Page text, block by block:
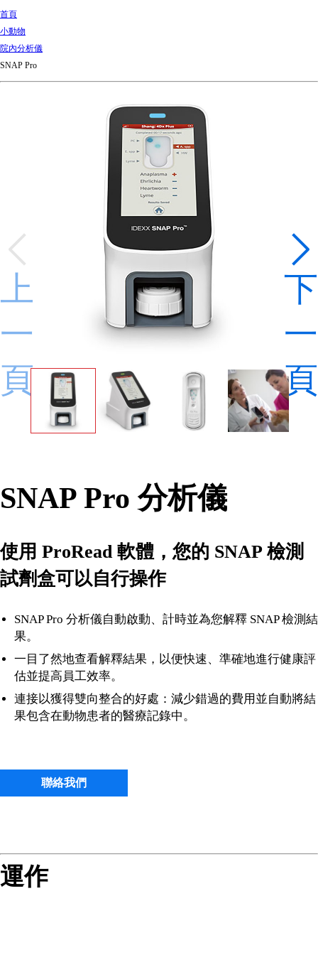
首頁
小動物
院內分析儀
SNAP Pro
上
一
頁
下
一
頁
SNAP Pro 分析儀
使用 ProRead 軟體，您的 SNAP 檢測
試劑盒可以自行操作
SNAP Pro 分析儀自動啟動、計時並為您解釋 SNAP 檢測結
果。
一目了然地查看解釋結果，以便快速、準確地進行健康評
估並提高員工效率。
連接以獲得雙向整合的好處：減少錯過的費用並自動將結
果包含在動物患者的醫療記錄中。
聯絡我們
運作